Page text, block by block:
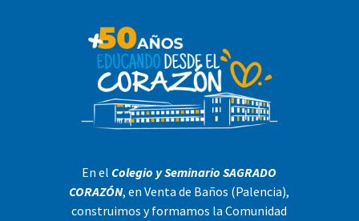
En el Colegio y Seminario SAGRADO
CORAZÓN, en Venta de Baños (Palencia),
construimos y formamos la Comunidad